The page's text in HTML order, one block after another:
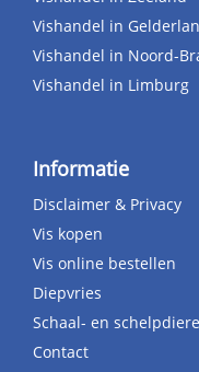
Vishandel in
Vishandel in Noord-
Vishandel in Limburg
Informatie
Disclaimer & Privacy
Vis kopen
Vis online bestellen
Diepvries
Schaal- en
Contact